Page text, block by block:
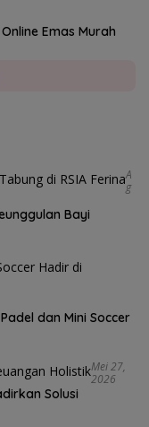
Emas Murah
A
G
Bayi
dan Mini Soccer
Mei 27,
2026
Solusi